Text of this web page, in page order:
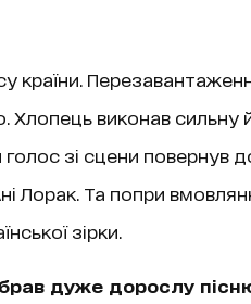
країни.
Хлопець виконав сильну
зі сцени повернув
Лорак. Та попри
зірки.
дуже дорослу